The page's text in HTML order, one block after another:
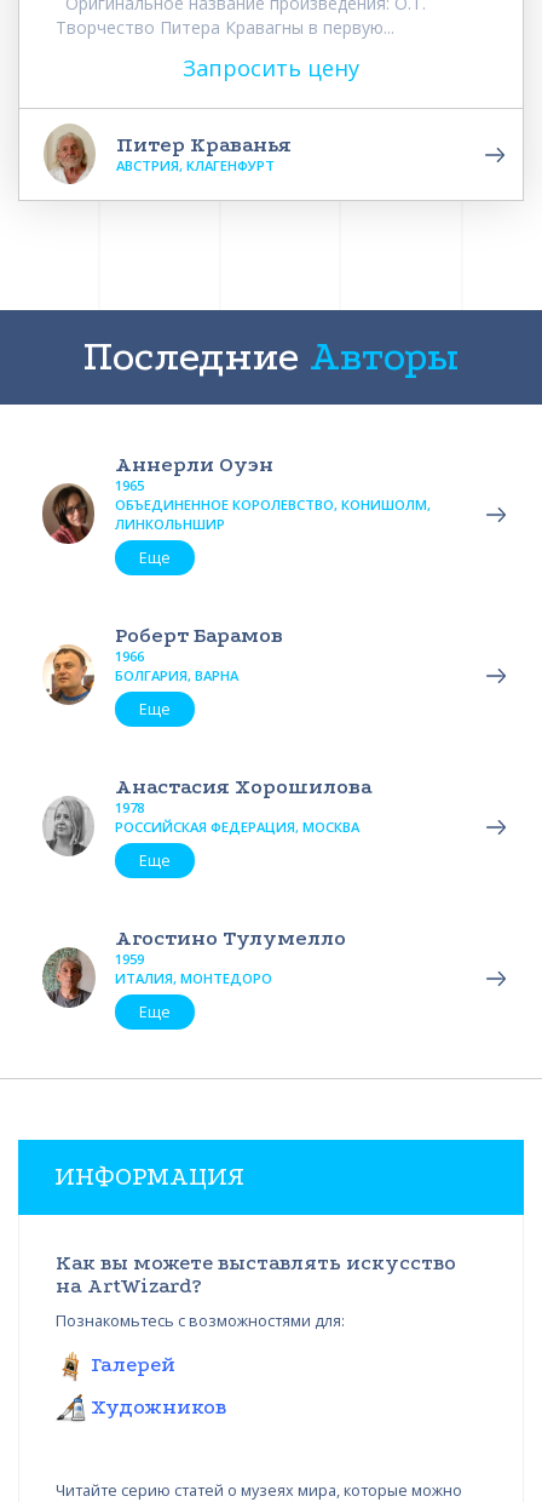
Творчество Питера Кравагны в первую...
Запросить цену
Питер Краванья
АВСТРИЯ, КЛАГЕНФУРТ
Последние Авторы
Аннерли Оуэн
1965
ОБЪЕДИНЕННОЕ КОРОЛЕВСТВО, КОНИШОЛМ,
ЛИНКОЛЬНШИР
Еще
Роберт Барамов
1966
БОЛГАРИЯ, ВАРНА
Еще
Анастасия Хорошилова
1978
РОССИЙСКАЯ ФЕДЕРАЦИЯ, МОСКВА
Еще
Агостино Тулумелло
1959
ИТАЛИЯ, МОНТЕДОРО
Еще
ИНФОРМАЦИЯ
Как вы можете выставлять искусство
на ArtWizard?
Познакомьтесь с возможностями для:
Галерей
Художников
Читайте серию статей о музеях мира, которые можно